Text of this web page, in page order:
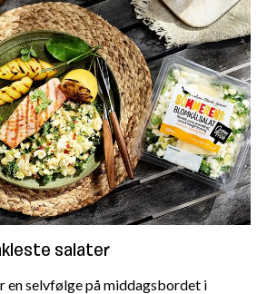
salater
en selvfølge på middagsbordet i